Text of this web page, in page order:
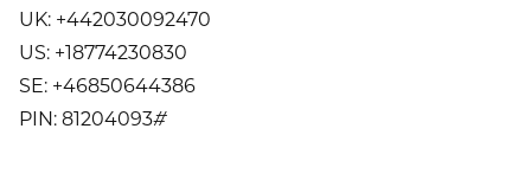
UK: +442030092470
US: +18774230830
SE: +46850644386
PIN: 81204093#